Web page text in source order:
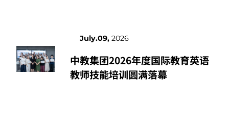
July.09, 2026
中教集团2026年度国际教育英语
教师技能培训圆满落幕